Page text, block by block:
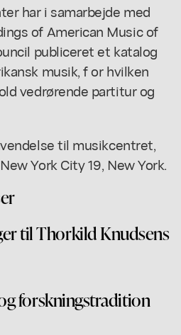
har i samarbejde med
of American Music of
publiceret et katalog
musik, f or hvilken
vedrørende partitur og
til musikcentret,
York City 19, New York.
til Thorkild Knudsens
forskningstradition